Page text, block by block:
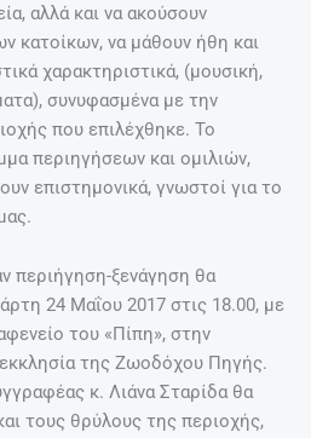
αλλά και να ακούσουν
κατοίκων, να μάθουν ήθη και
χαρακτηριστικά, (μουσική,
συνυφασμένα με την
που επιλέχθηκε. Το
περιηγήσεων και ομιλιών,
επιστημονικά, γνωστοί για το
μας.
περιήγηση-ξενάγηση θα
24 Μαΐου 2017 στις 18.00, με
του «Πίπη», στην
της Ζωοδόχου Πηγής.
κ. Λιάνα Σταρίδα θα
τους θρύλους της περιοχής,